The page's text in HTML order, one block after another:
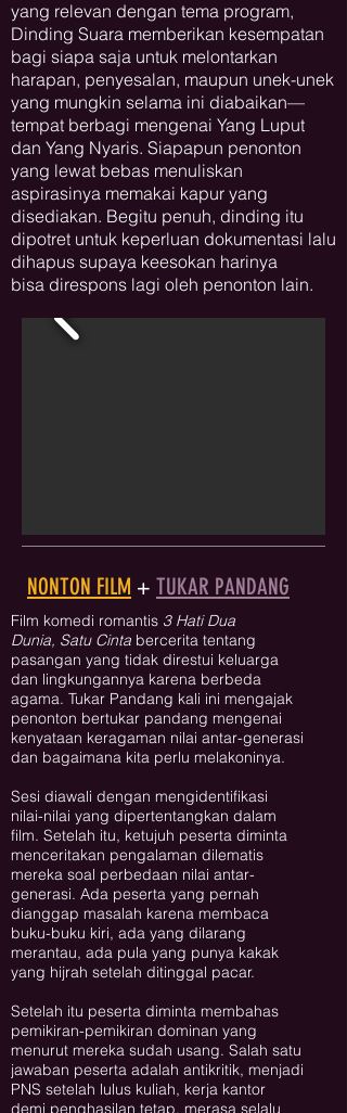
yang relevan dengan tema program,
Dinding Suara memberikan kesempatan
bagi siapa saja untuk melontarkan
harapan, penyesalan, maupun unek-unek
yang mungkin selama ini diabaikan—
tempat berbagi mengenai Yang Luput
dan Yang Nyaris. Siapapun penonton
yang lewat bebas menuliskan
aspirasinya memakai kapur yang
disediakan. Begitu penuh, dinding itu
dipotret untuk keperluan dokumentasi lalu
dihapus supaya keesokan harinya
bisa direspons lagi oleh penonton lain.
NONTON FILM + TUKAR PANDANG
Film komedi romantis 3 Hati Dua
Dunia, Satu Cinta bercerita tentang
pasangan yang tidak direstui keluarga
dan lingkungannya karena berbeda
agama. Tukar Pandang kali ini mengajak
penonton bertukar pandang mengenai
kenyataan keragaman nilai antar-generasi
dan bagaimana kita perlu melakoninya.
Sesi diawali dengan mengidentifikasi
nilai-nilai yang dipertentangkan dalam
film. Setelah itu, ketujuh peserta diminta
menceritakan pengalaman dilematis
mereka soal perbedaan nilai antar-
generasi. Ada peserta yang pernah
dianggap masalah karena membaca
buku-buku kiri, ada yang dilarang
merantau, ada pula yang punya kakak
yang hijrah setelah ditinggal pacar.
Setelah itu peserta diminta membahas
pemikiran-pemikiran dominan yang
menurut mereka sudah usang. Salah satu
jawaban peserta adalah antikritik, menjadi
PNS setelah lulus kuliah, kerja kantor
demi penghasilan tetap, merasa selalu